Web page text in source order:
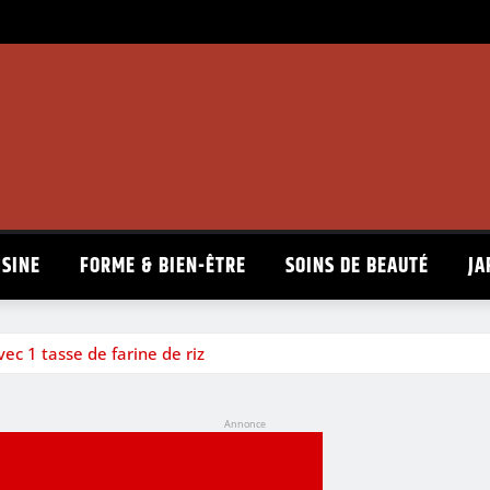
FORME & BIEN-ÊTRE SOINS DE BEAUTÉ
1 tasse de farine de riz
Annonce